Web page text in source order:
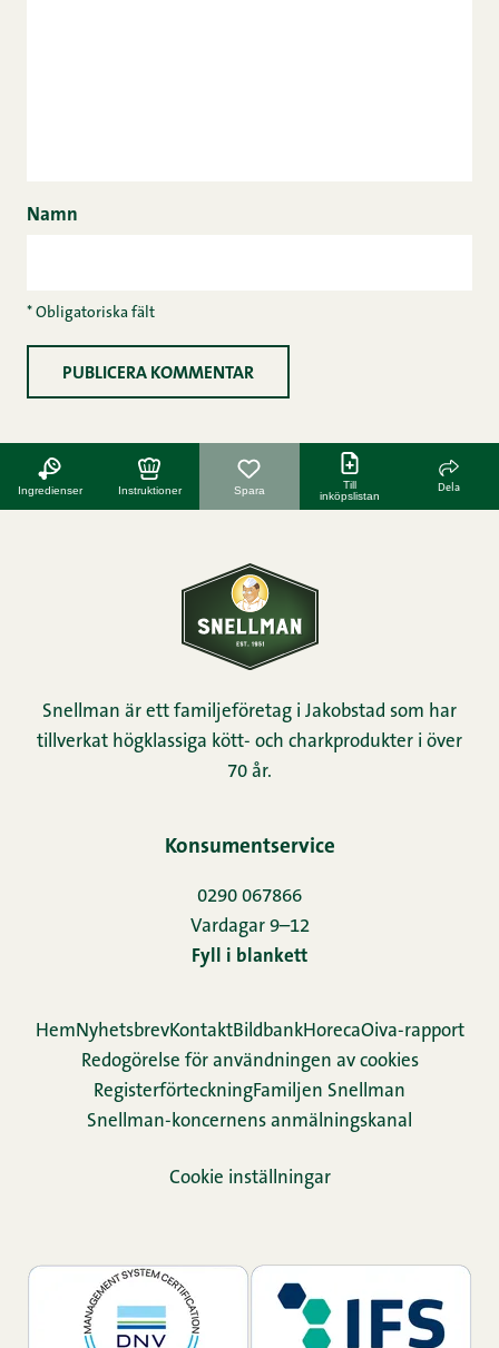
Namn
* Obligatoriska fält
Ingredienser Instruktioner Spara
Till
inköpslistan
Dela
Snellman är ett familjeföretag i Jakobstad som har
tillverkat högklassiga kött- och charkprodukter i över
70 år.
Konsumentservice
0290 067866
Vardagar 9–12
Fyll i blankett
HemNyhetsbrevKontaktBildbankHorecaOiva-rapport
Redogörelse för användningen av cookies
Re­gis­ter­för­teck­ningFamiljen Snellman
Snellman-koncernens anmälningskanal
Cookie inställningar